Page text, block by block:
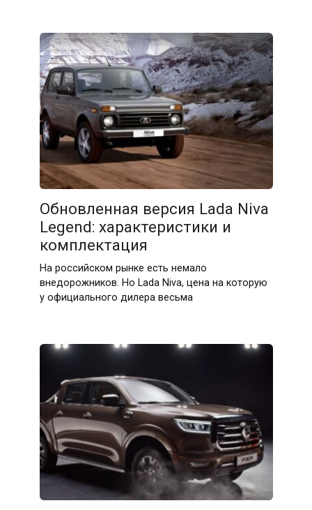
Обновленная версия Lada Niva
Legend: характеристики и
комплектация
На российском рынке есть немало
внедорожников. Но Lada Niva, цена на которую
у официального дилера весьма